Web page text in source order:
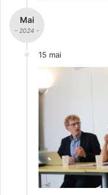
Mai
- 2024 -
15 mai